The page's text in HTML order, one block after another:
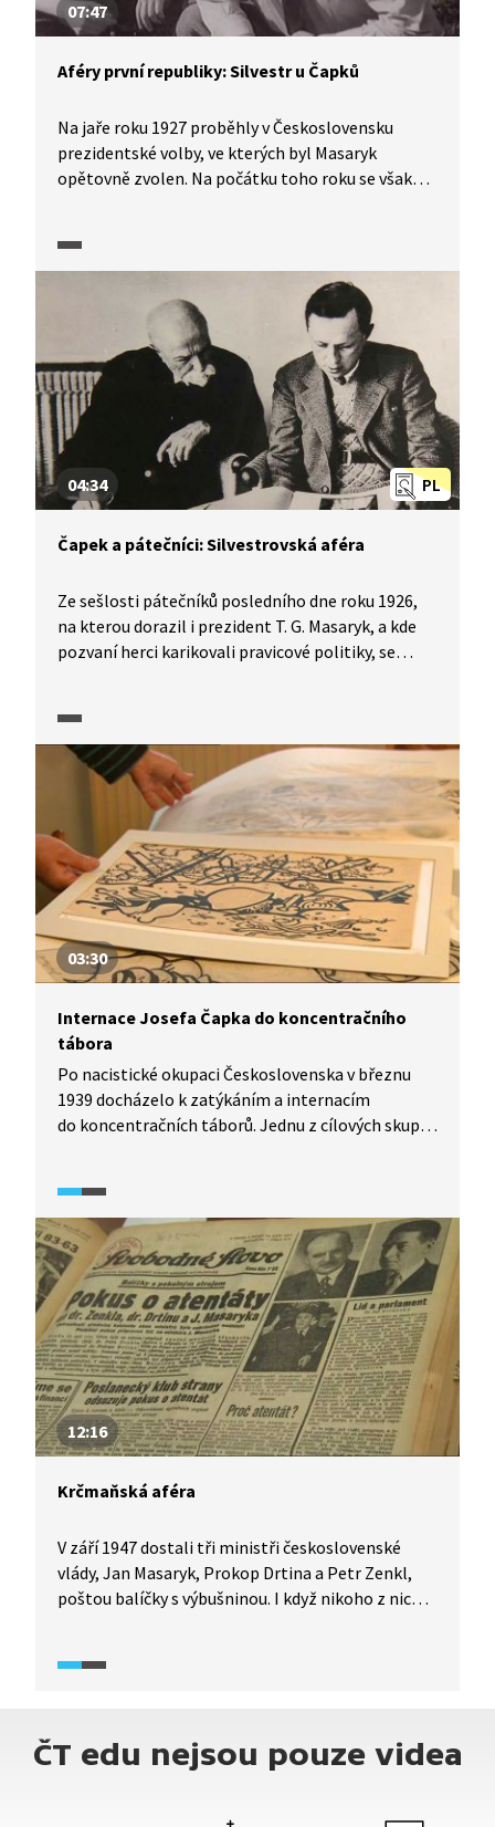
07:47
Aféry první republiky: Silvestr u Čapků
Na jaře roku 1927 proběhly v Československu
prezidentské volby, ve kterých byl Masaryk
opětovně zvolen. Na počátku toho roku se však
pozván na silvestrovský večer do vily Karla Čapka.
Přestože se na večírku vlastně nic vážného
nestalo, tisk a opozice vytvořily aféru. A ta si již
žila svým životem.
PL
04:34
Čapek a pátečníci: Silvestrovská aféra
Ze sešlosti pátečníků posledního dne roku 1926,
na kterou dorazil i prezident T. G. Masaryk, a kde
pozvaní herci karikovali pravicové politiky, se
protimasarykovské kampaně před prezidentskými
volbami.
03:30
Internace Josefa Čapka do koncentračního
tábora
Po nacistické okupaci Československa v březnu
1939 docházelo k zatýkáním a internacím
do koncentračních táborů. Jednu z cílových skupin
Ve videu z dokumentárního snímku Heftlink Josef
Čapek (2016) zazní obecný kontext k pookupační
vlně zatýkání, dále důvody, proč nacisté měli
v hledáčku právě Čapka nebo čtená dobová
vzpomínka z deníku jeho manželky Jarmily.
12:16
Krčmaňská aféra
V září 1947 dostali tři ministři československé
vlády, Jan Masaryk, Prokop Drtina a Petr Zenkl,
poštou balíčky s výbušninou. I když nikoho z nich
s komunistickou stranou. Proč se jí říká
situace v poválečných letech v Československu,
která vyústila v únorové události roku 1848.
ČT edu nejsou pouze videa